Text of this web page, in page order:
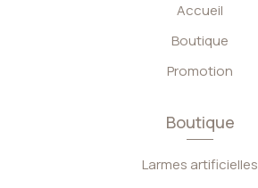
Accueil
Boutique
Promotion
Boutique
Larmes artificielles